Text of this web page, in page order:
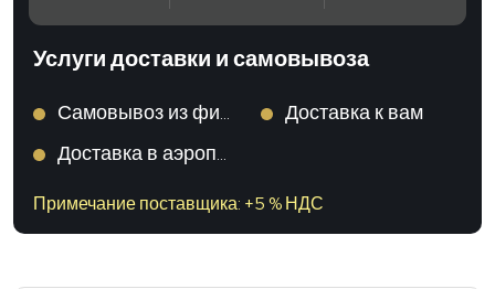
Услуги доставки и самовывоза
Самовывоз из филиала
Доставка к вам
Доставка в аэропорт
Примечание поставщика: +5 % НДС